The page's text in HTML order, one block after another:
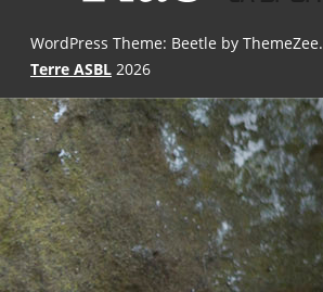
WordPress Theme: Beetle by ThemeZee.
Terre ASBL 2026